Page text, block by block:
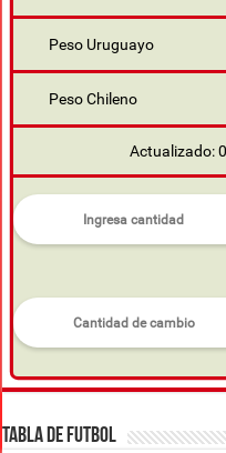
Peso Uruguayo
Peso Chileno
Actualizado:
TABLA DE FUTBOL